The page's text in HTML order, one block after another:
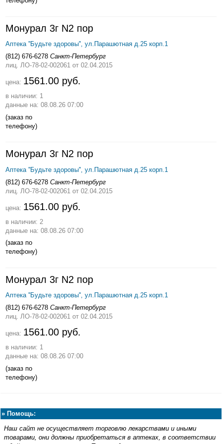
Монурал 3г N2 пор
Аптека ''Будьте здоровы'', ул.Парашютная д.25 корп.1
(812) 676-6278 Санкт-Петербург
лиц. ЛО-78-02-002061 от 02.04.2015
цена: 1561.00 руб.
в наличии: 1
данные на: 08.08.26 07:00
(заказ по
телефону)
Монурал 3г N2 пор
Аптека ''Будьте здоровы'', ул.Парашютная д.25 корп.1
(812) 676-6278 Санкт-Петербург
лиц. ЛО-78-02-002061 от 02.04.2015
цена: 1561.00 руб.
в наличии: 2
данные на: 08.08.26 07:00
(заказ по
телефону)
Монурал 3г N2 пор
Аптека ''Будьте здоровы'', ул.Парашютная д.25 корп.1
(812) 676-6278 Санкт-Петербург
лиц. ЛО-78-02-002061 от 02.04.2015
цена: 1561.00 руб.
в наличии: 1
данные на: 08.08.26 07:00
(заказ по
телефону)
» Помощь:
Наш сайт не осуществляет торговлю лекарствами и иными
товарами, они должны приобретаться в аптеках, в соответствии